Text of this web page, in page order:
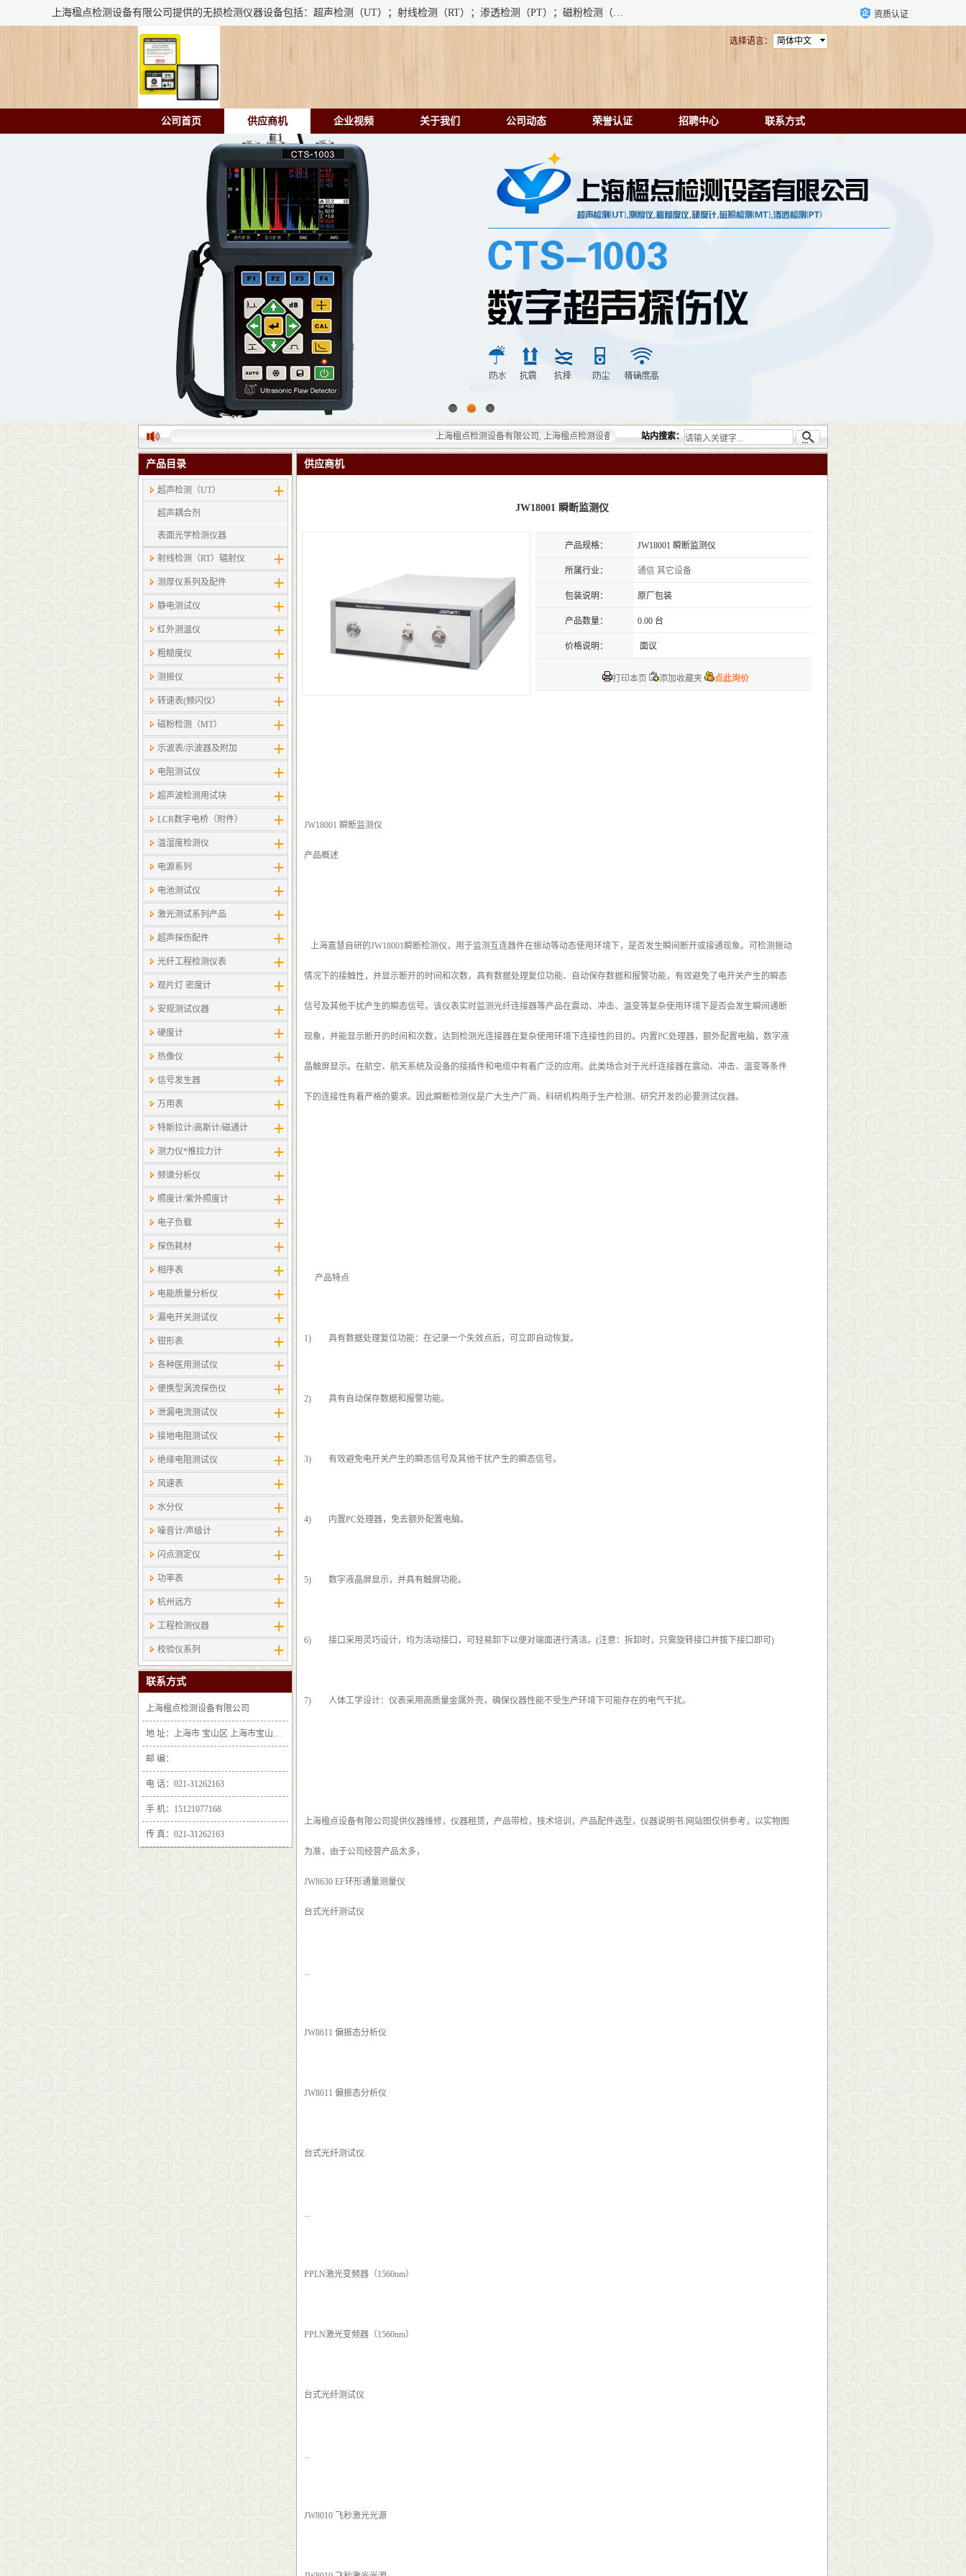
上海楹点检测设备有限公司提供的无损检测仪器设备包括：超声检测（UT）；射线检测（RT）；渗透检测（PT）；磁粉检测（MT）；涡流检测（ET）；化学用品（CH）、超声波相控阵、超声波测厚仪、超声导波、超声TOFD探伤仪、超声波探头、涡流探伤仪、涡流探头、涡流阵列、磁粉探伤机。代理以下品牌：汕超、美国GE(德国KK）、奥林巴斯（Olympus NDT）、美国磁通（Magnaflux）、DAKOTA等； 资质认证
简体中文
选择语言：
公司首页 供应商机 企业视频 关于我们 公司动态 荣誉认证 招聘中心 联系方式
上海楹点检测设备有限公司, 上海楹点检测设备有限公司提供的无损检测仪器设备包括：超声检测（UT）；射线检测（RT）；渗透检测（PT
站内搜索：
产品目录
超声检测（UT）
超声耦合剂
表面光学检测仪器
射线检测（RT）辐射仪
测厚仪系列及配件
静电测试仪
红外测温仪
粗糙度仪
测振仪
转速表(频闪仪）
磁粉检测（MT）
示波表/示波器及附加
电阻测试仪
超声波检测用试块
LCR数字电桥（附件）
温湿度检测仪
电源系列
电池测试仪
激光测试系列产品
超声探伤配件
光纤工程检测仪表
观片灯 密度计
安规测试仪器
硬度计
热像仪
信号发生器
万用表
特斯拉计/高斯计​/磁通计
测力仪*推拉力计
频谱分析仪
照度计/紫外照度计
电子负载
探伤耗材
相序表
电能质量分析仪
漏电开关测试仪
钳形表
各种医用测试仪
便携型涡流探伤仪
泄漏电流测试仪
接地电阻测试仪
绝缘电阻测试仪
风速表
水分仪
噪音计/声级计
闪点测定仪
功率表
杭州远方
工程检测仪器
校验仪系列
联系方式
上海楹点检测设备有限公司
地 址：上海市 宝山区 上海市宝山区沪太路6397号1-2层F25区1011室
邮 编：
电 话：021-31262163
手 机：15121077168
传 真：021-31262163
供应商机
JW18001 瞬断监测仪
产品规格： JW18001 瞬断监测仪
所属行业： 通信 其它设备
包装说明： 原厂包装
产品数量： 0.00 台
价格说明： 面议
打印本页 添加收藏夹 点此询价
JW18001 瞬断监测仪
产品概述
上海嘉慧自研的JW18001瞬断检测仪，用于监测互连器件在振动等动态使用环境下，是否发生瞬间断开或接通现象。可检测振动
情况下的接触性，并显示断开的时间和次数，具有数据处理复位功能、自动保存数据和报警功能，有效避免了电开关产生的瞬态
信号及其他干扰产生的瞬态信号。该仪表实时监测光纤连接器等产品在震动、冲击、温变等复杂使用环境下是否会发生瞬间通断
现象，并能显示断开的时间和次数，达到检测光连接器在复杂使用环境下连接性的目的。内置PC处理器，额外配置电脑，数字液
晶触屏显示。在航空、航天系统及设备的接插件和电缆中有着广泛的应用。此类场合对于光纤连接器在震动、冲击、温变等条件
下的连接性有着严格的要求。因此瞬断检测仪是广大生产厂商、科研机构用于生产检测、研究开发的必要测试仪器。
产品特点
1) 具有数据处理复位功能：在记录一个失效点后，可立即自动恢复。
2) 具有自动保存数据和报警功能。
3) 有效避免电开关产生的瞬态信号及其他干扰产生的瞬态信号。
4) 内置PC处理器，免去额外配置电脑。
5) 数字液晶屏显示，并具有触屏功能。
6) 接口采用灵巧设计，均为活动接口，可轻易卸下以便对端面进行清洁。(注意：拆卸时，只需旋转接口并拔下接口即可)
7) 人体工学设计：仪表采用高质量金属外壳，确保仪器性能不受生产环境下可能存在的电气干扰。
上海楹点设备有限公司提供仪器维修，仪器租赁，产品带检，技术培训，产品配件选型，仪器说明书.网站图仅供参考，以实物图
为准，由于公司经营产品太多，
JW8630 EF环形通量测量仪
台式光纤测试仪
...
JW8611 偏振态分析仪
JW8611 偏振态分析仪
台式光纤测试仪
...
PPLN激光变频器（1560nm）
PPLN激光变频器（1560nm）
台式光纤测试仪
...
JW8010 飞秒激光光源